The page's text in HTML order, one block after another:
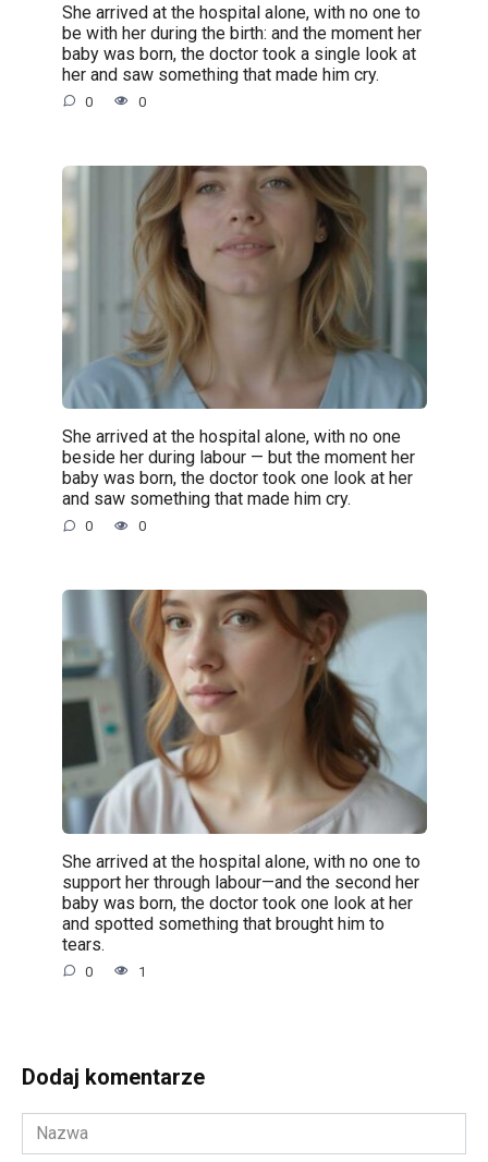
She arrived at the hospital alone, with no one to
be with her during the birth: and the moment her
baby was born, the doctor took a single look at
her and saw something that made him cry.
0 0
She arrived at the hospital alone, with no one
beside her during labour — but the moment her
baby was born, the doctor took one look at her
and saw something that made him cry.
0 0
She arrived at the hospital alone, with no one to
support her through labour—and the second her
baby was born, the doctor took one look at her
and spotted something that brought him to
tears.
0 1
Dodaj komentarze
Nazwa
*